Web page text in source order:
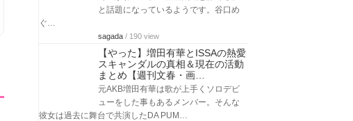
と話題になっているようです。谷口め
ぐ…
sagada / 190 view
【やった】増田有華とISSAの熱愛
スキャンダルの真相＆現在の活動
まとめ【週刊文春・画…
元AKB増田有華は歌が上手くソロデビ
ューをした事もあるメンバー。そんな
彼女は過去に舞台で共演したDA PUM…